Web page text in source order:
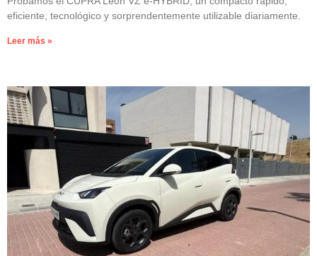
eficiente, tecnológico y sorprendentemente utilizable diariamente.
Leer más »